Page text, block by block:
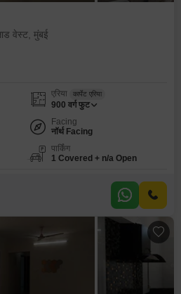
वेस्ट, मुंबई
एरिया कार्पेट एरिया
900 वर्ग फुट
Facing
नॉर्थ Facing
पार्किंग
1 Covered + n/a Open